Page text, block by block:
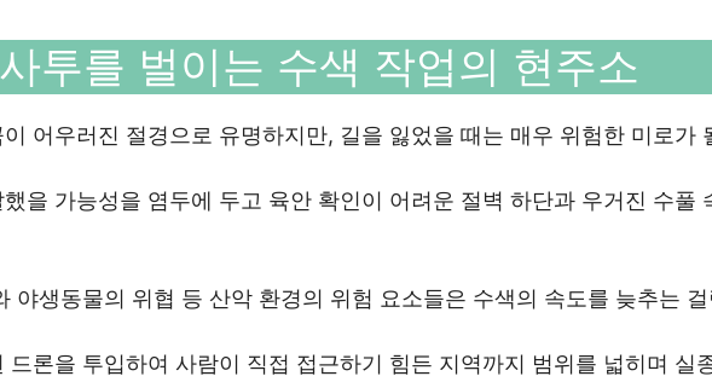
투를 벌이는 수색 작업의 현주소
어우러진 절경으로 유명하지만, 길을 잃었을 때는 매우 위험한 미로가
을 가능성을 염두에 두고 육안 확인이 어려운 절벽 하단과 우거진 수풀
야생동물의 위협 등 산악 환경의 위험 요소들은 수색의 속도를 늦추는
드론을 투입하여 사람이 직접 접근하기 힘든 지역까지 범위를 넓히며 실